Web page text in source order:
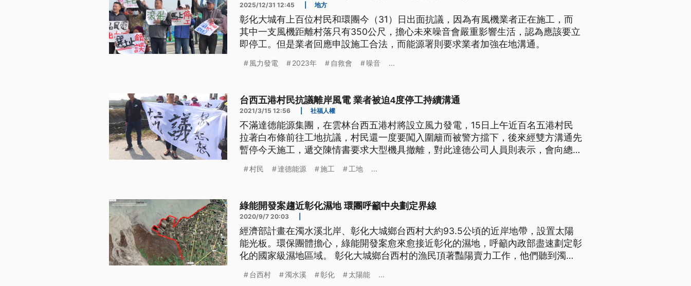
2025/12/31 12:45 地方
彰化大城有上百位村民和環團今（31）日出面抗議，因為有風機業者正在施工，而
其中一支風機距離村落只有350公尺，擔心未來噪音會嚴重影響生活，認為應該要立
即停工。但是業者回應申設施工合法，而能源署則要求業者加強在地溝通。
風力發電 2023年 自救會 噪音 ...
台西五港村民抗議離岸風電 業者被迫4度停工持續溝通
2021/3/15 12:56 社福人權
不滿達德能源集團，在雲林台西五港村將設立風力發電，15日上午近百名五港村民
拉著白布條前往工地抗議，村民還一度要闖入圍籬而被警方擋下，後來經雙方溝通先
暫停今天施工，遞交陳情書要求大型機具撤離，對此達德公司人員則表示，會向總公
闖進工地圍籬要求停工，但被警方擋了下來，氣氛一度相當緊張。 雲林沿海目前正
村民 達德能源 施工 工地 ...
綠能開發案趨近彰化濕地 環團呼籲中央劃定界線
2020/9/7 20:03
經濟部計畫在濁水溪北岸、彰化大城鄉台西村大約93.5公頃的近岸地帶，設置太陽
能光板。環保團體擔心，綠能開發案愈來愈接近彰化的濕地，呼籲內政部盡速劃定彰
化的國家級濕地區域。 彰化大城鄉台西村的漁民頂著豔陽賣力工作，他們聽到濁水
不敢置信。 彰化縣大城鄉台西村民表示，「（記者問：有跟你們溝通過還是開公聽
台西村 濁水溪 彰化 太陽能 ...